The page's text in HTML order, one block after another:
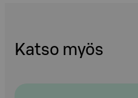
Katso myös